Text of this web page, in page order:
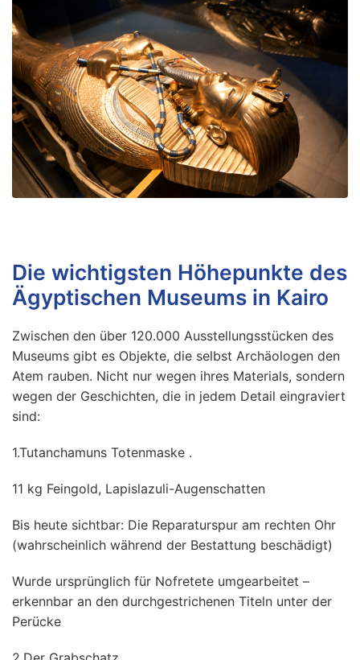
Die wichtigsten Höhepunkte des
Ägyptischen Museums in Kairo
Zwischen den über 120.000 Ausstellungsstücken des
Museums gibt es Objekte, die selbst Archäologen den
Atem rauben. Nicht nur wegen ihres Materials, sondern
wegen der Geschichten, die in jedem Detail eingraviert
sind:
1.Tutanchamuns Totenmaske .
11 kg Feingold, Lapislazuli-Augenschatten
Bis heute sichtbar: Die Reparaturspur am rechten Ohr
(wahrscheinlich während der Bestattung beschädigt)
Wurde ursprünglich für Nofretete umgearbeitet –
erkennbar an den durchgestrichenen Titeln unter der
Perücke